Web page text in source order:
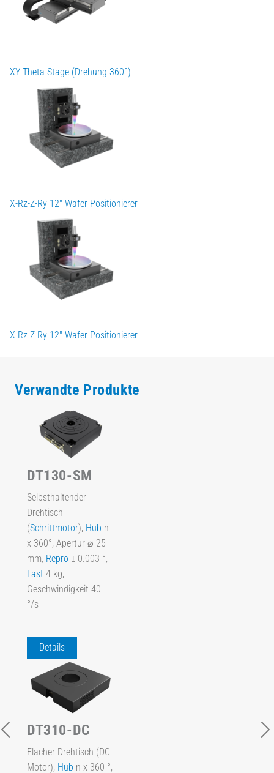
XY-Theta Stage (Drehung 360°)
X-Rz-Z-Ry 12" Wafer Positionierer
X-Rz-Z-Ry 12" Wafer Positionierer
Verwandte Produkte
DT130-SM
Selbsthaltender
Drehtisch
(Schrittmotor), Hub n
x 360°, Apertur ⌀ 25
mm, Repro ± 0.003 °,
Last 4 kg,
Geschwindigkeit 40
°/s
Details
DT310-DC
Flacher Drehtisch (DC
Motor), Hub n x 360 °,